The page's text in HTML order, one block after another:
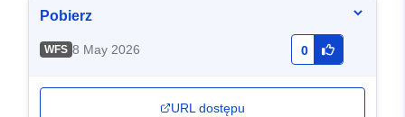
Pobierz
WFS 8 May 2026 0
URL dostępu